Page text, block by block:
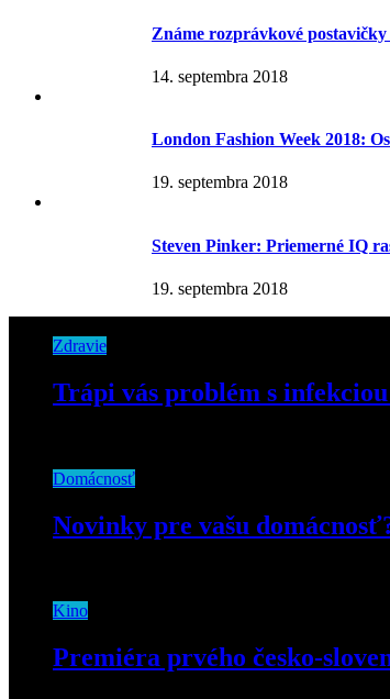
Známe rozprávkové postavičky
14. septembra 2018
London Fashion Week 2018:
19. septembra 2018
Steven Pinker: Priemerné IQ
19. septembra 2018
Zdravie
Trápi vás problém s
Domácnosť
Novinky pre vašu
Kino
Premiéra prvého česko-